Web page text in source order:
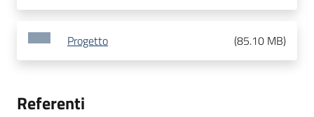
Progetto (85.10 MB)
Referenti